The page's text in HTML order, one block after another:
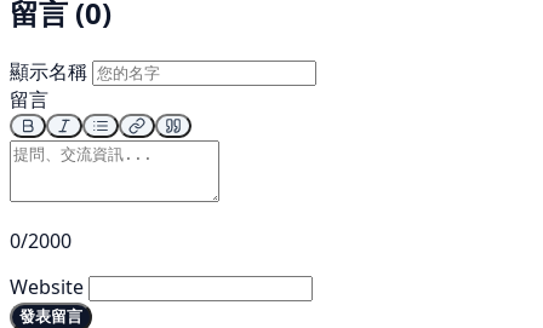
留言 (0)
顯示名稱
留言
0/2000
Website
發表留言